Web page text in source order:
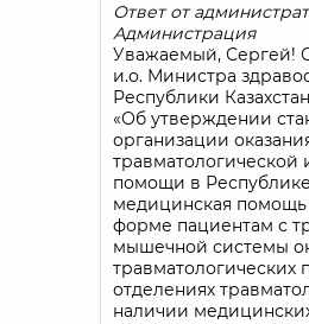
Ответ от
Администрация
Уважаемый, Сергей!
и.о. Министра
Республики
«Об утверждении
организации
травматологической
помощи в Республике
медицинская
форме пациентам с
мышечной системы
травматологических
отделениях
наличии